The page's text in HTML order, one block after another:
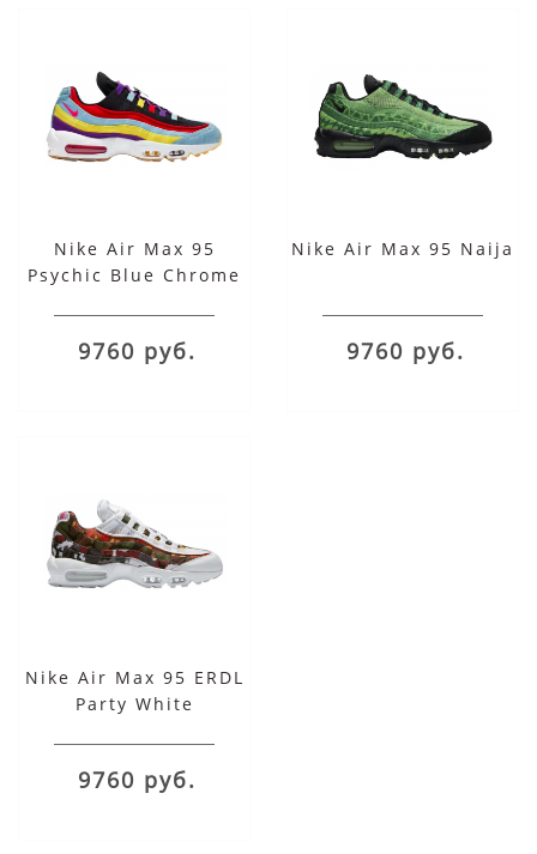
Nike Air Max 95
Psychic Blue Chrome
9760 руб.
Nike Air Max 95 Naija
9760 руб.
Nike Air Max 95 ERDL
Party White
9760 руб.